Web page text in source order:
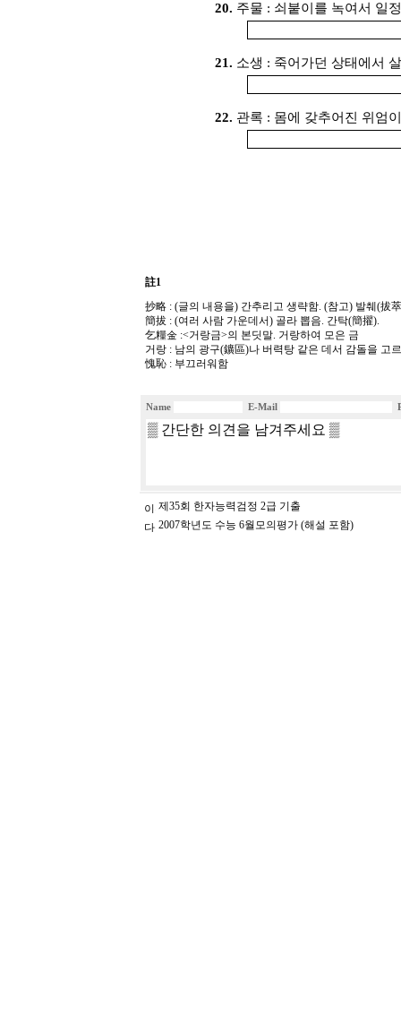
20. 주물 : 쇠붙이를 녹여서 일
21. 소생 : 죽어가던 상태에서
22. 관록 : 몸에 갖추어진 위엄
註1
抄略 : (글의 내용을) 간추리고 생략함. (참고) 발췌(拔
簡拔 : (여러 사람 가운데서) 골라 뽑음. 간탁(簡擢).
乞糧金 :<거랑금>의 본딧말. 거랑하여 모은 금
거랑 : 남의 광구(鑛區)나 버력탕 같은 데서 감돌을 고
愧恥 : 부끄러워함
Name E-Mail
제35회 한자능력검정 2급 기출
2007학년도 수능 6월모의평가 (해설 포함)